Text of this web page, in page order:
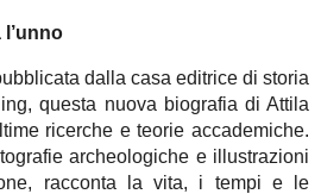
dalla casa editrice di storia
questa nuova biografia di Attila
ricerche e teorie accademiche.
archeologiche e illustrazioni
racconta la vita, i tempi e le